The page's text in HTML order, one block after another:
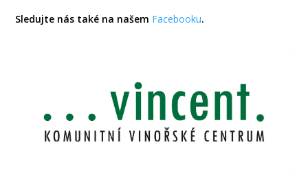
Sledujte nás také na našem Facebooku.